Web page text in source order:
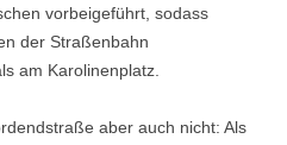
vorbeigeführt, sodass
der Straßenbahn
am Karolinenplatz.
aber auch nicht: Als